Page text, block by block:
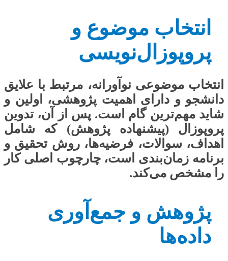
انتخاب موضوع و
پروپوزال‌نویسی
انتخاب موضوعی نوآورانه، مرتبط با علایق
دانشجو و دارای اهمیت پژوهشی، اولین و
شاید مهم‌ترین گام است. پس از آن، تدوین
پروپوزال (پیشنهاده پژوهش) که شامل
اهداف، سوالات، فرضیه‌ها، روش تحقیق و
برنامه زمان‌بندی است، چارچوب اصلی کار
را مشخص می‌کند.
پژوهش و جمع‌آوری
داده‌ها